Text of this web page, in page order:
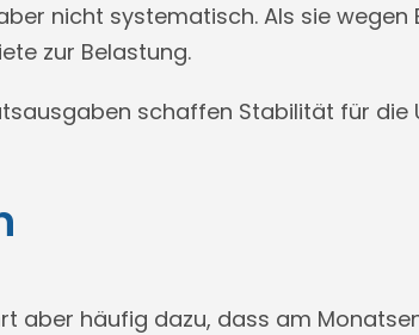
nicht systematisch. Als sie wegen
zur Belastung.
schaffen Stabilität für die
aber häufig dazu, dass am